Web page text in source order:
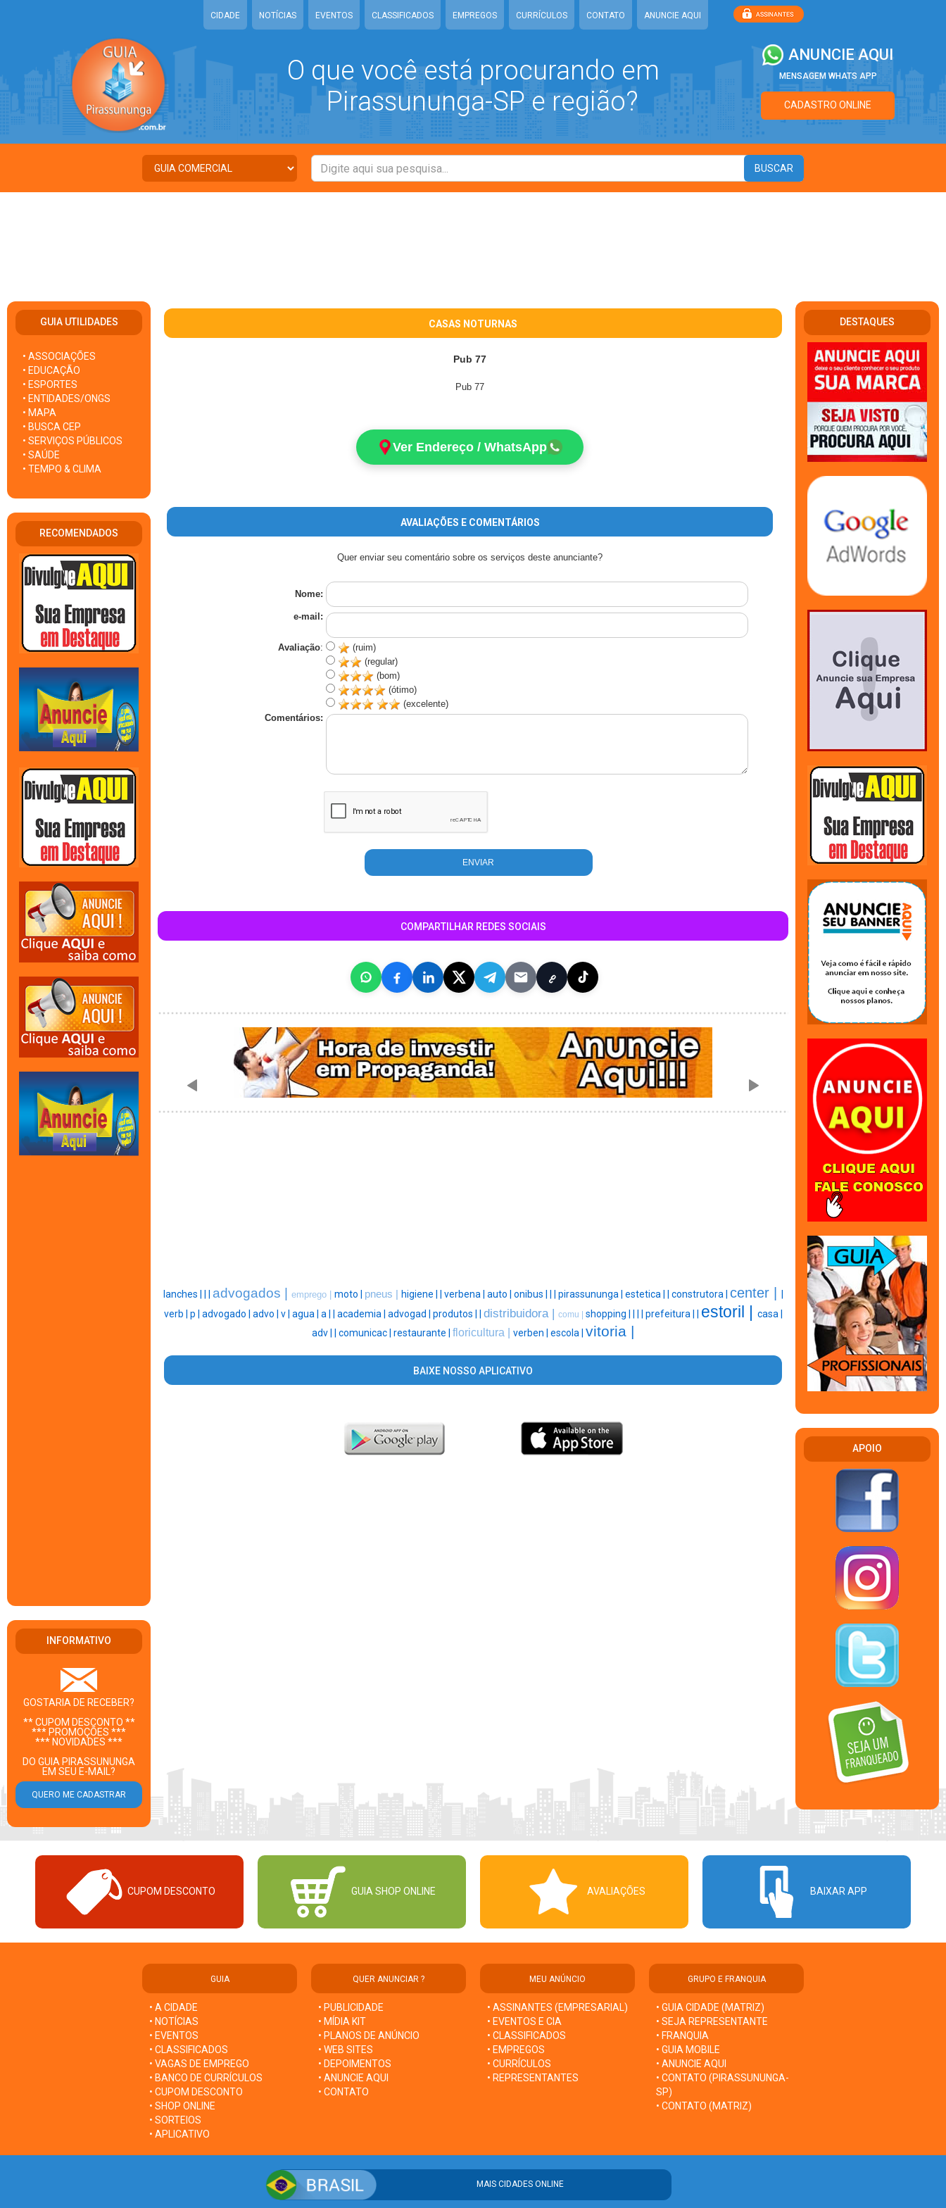
CIDADE NOTÍCIAS EVENTOS CLASSIFICADOS EMPREGOS CURRÍCULOS CONTATO ANUNCIE AQUI
O que você está procurando em
Pirassununga-SP e região?
ANUNCIE AQUI
MENSAGEM WHATS APP
CADASTRO ONLINE
GUIA UTILIDADES
• ASSOCIAÇÕES
• EDUCAÇÃO
• ESPORTES
• ENTIDADES/ONGS
• MAPA
• BUSCA CEP
• SERVIÇOS PÚBLICOS
• SAÚDE
• TEMPO & CLIMA
RECOMENDADOS
INFORMATIVO
GOSTARIA DE RECEBER?
** CUPOM DESCONTO **
*** PROMOÇÕES ***
*** NOVIDADES ***
DO GUIA PIRASSUNUNGA
EM SEU E-MAIL?
CASAS NOTURNAS
Pub 77
Pub 77
Ver Endereço / WhatsApp
AVALIAÇÕES E COMENTÁRIOS
Quer enviar seu comentário sobre os serviços deste anunciante?
Nome:
e-mail:
Avaliação:
(ruim)
(regular)
(bom)
(ótimo)
(excelente)
Comentários:
COMPARTILHAR REDES SOCIAIS
lanches | advogados | emprego | moto | pneus | higiene | verbena | auto | onibus | pirassununga | estetica | construtora | center |
verb | p | advogado | advo | v | agua | a | academia | advogad | produtos | distribuidora | comu | shopping | prefeitura | estoril |
casa |
adv |
comunicac | restaurante | floricultura | verben | escola | vitoria |
BAIXE NOSSO APLICATIVO
DESTAQUES
APOIO
CUPOM DESCONTO GUIA SHOP ONLINE AVALIAÇÕES BAIXAR APP
GUIA
• A CIDADE
• NOTÍCIAS
• EVENTOS
• CLASSIFICADOS
• VAGAS DE EMPREGO
• BANCO DE CURRÍCULOS
• CUPOM DESCONTO
• SHOP ONLINE
• SORTEIOS
• APLICATIVO
QUER ANUNCIAR ?
• PUBLICIDADE
• MÍDIA KIT
• PLANOS DE ANÚNCIO
• WEB SITES
• DEPOIMENTOS
• ANUNCIE AQUI
• CONTATO
MEU ANÚNCIO
• ASSINANTES (EMPRESARIAL)
• EVENTOS E CIA
• CLASSIFICADOS
• EMPREGOS
• CURRÍCULOS
• REPRESENTANTES
GRUPO E FRANQUIA
• GUIA CIDADE (MATRIZ)
• SEJA REPRESENTANTE
• FRANQUIA
• GUIA MOBILE
• ANUNCIE AQUI
• CONTATO (PIRASSUNUNGA-
SP)
• CONTATO (MATRIZ)
MAIS CIDADES ONLINE